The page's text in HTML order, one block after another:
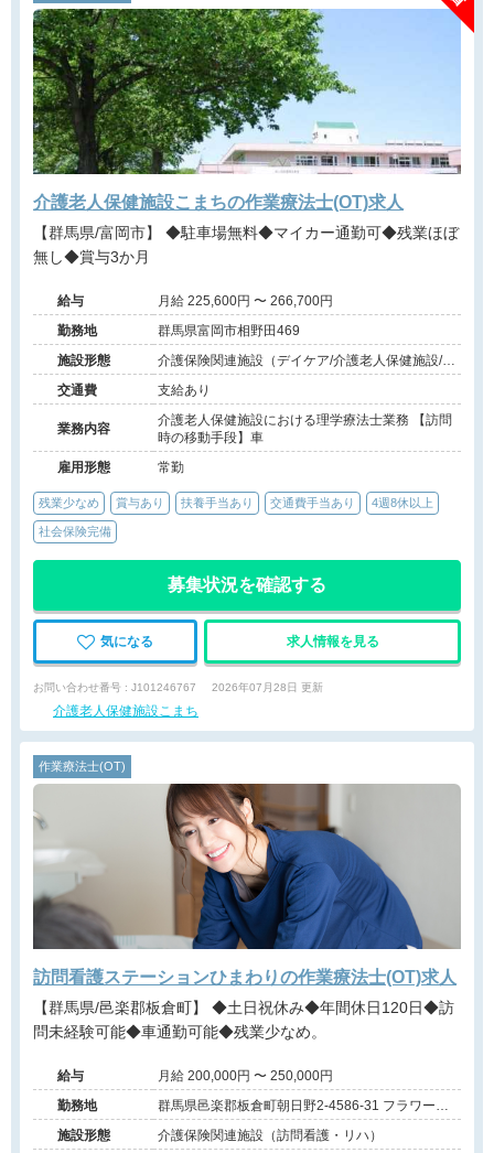
介護老人保健施設こまちの作業療法士(OT)求人
【群馬県/富岡市】 ◆駐車場無料◆マイカー通勤可◆残業ほぼ
無し◆賞与3か月
給与
月給 225,600円 〜 266,700円
勤務地
群馬県富岡市相野田469
施設形態
介護保険関連施設（デイケア/介護老人保健施設/訪
問看護・リハ）
交通費 支給あり
業務内容
介護老人保健施設における理学療法士業務 【訪問
時の移動手段】車
雇用形態
常勤
残業少なめ 賞与あり 扶養手当あり 交通費手当あり 4週8休以上
社会保険完備
募集状況を確認する
気になる 求人情報を見る
お問い合わせ番号 : J101246767 2026年07月28日 更新
介護老人保健施設こまち
作業療法士(OT)
訪問看護ステーションひまわりの作業療法士(OT)求人
【群馬県/邑楽郡板倉町】 ◆土日祝休み◆年間休日120日◆訪
問未経験可能◆車通勤可能◆残業少なめ。
給与
月給 200,000円 〜 250,000円
勤務地
群馬県邑楽郡板倉町朝日野2-4586-31 フラワーリ
ーフ101号室
施設形態
介護保険関連施設（訪問看護・リハ）